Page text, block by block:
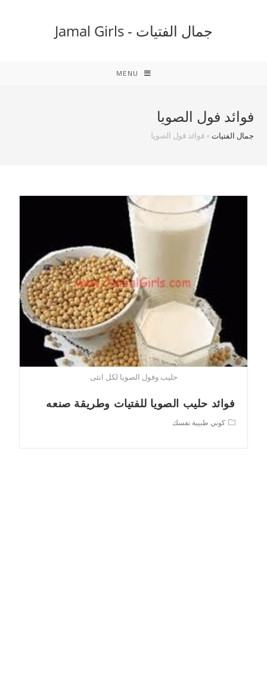
جمال الفتيات - Jamal Girls
MENU
فوائد فول الصويا
جمال الفتيات»فوائد فول الصويا
حليب وفول الصويا لكل انثى
فوائد حليب الصويا للفتيات وطريقة صنعه
Postكوني طبيبة نفسك